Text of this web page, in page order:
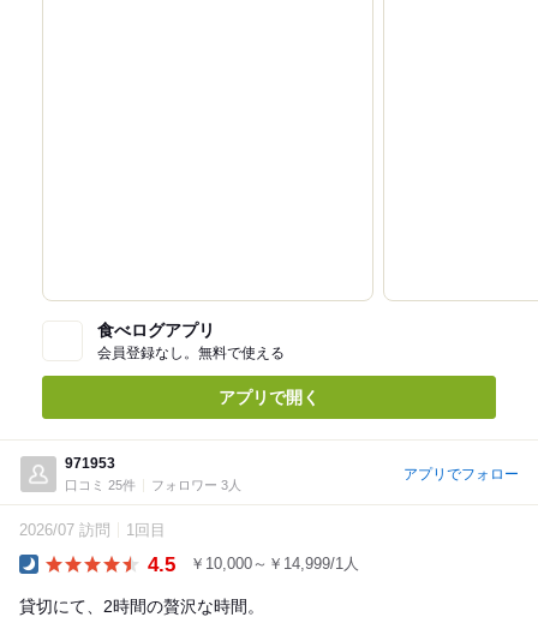
食べログアプリ
会員登録なし。無料で使える
アプリで開く
971953
口コミ 25件 フォロワー 3人
アプリでフォロー
2026/07 訪問 1回目
4.5 ￥10,000～￥14,999/1人
貸切にて、2時間の贅沢な時間。